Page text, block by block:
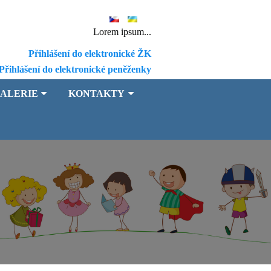
Přihlášení do elektronické ŽK
Lorem ipsum...
do elektronické peněženky
KONTAKTY